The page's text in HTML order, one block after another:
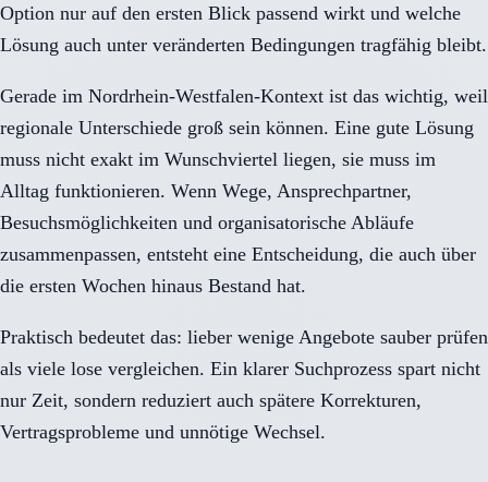
Option nur auf den ersten Blick passend wirkt und welche
Lösung auch unter veränderten Bedingungen tragfähig bleibt.
Gerade im Nordrhein-Westfalen-Kontext ist das wichtig, weil
regionale Unterschiede groß sein können. Eine gute Lösung
muss nicht exakt im Wunschviertel liegen, sie muss im
Alltag funktionieren. Wenn Wege, Ansprechpartner,
Besuchsmöglichkeiten und organisatorische Abläufe
zusammenpassen, entsteht eine Entscheidung, die auch über
die ersten Wochen hinaus Bestand hat.
Praktisch bedeutet das: lieber wenige Angebote sauber prüfen
als viele lose vergleichen. Ein klarer Suchprozess spart nicht
nur Zeit, sondern reduziert auch spätere Korrekturen,
Vertragsprobleme und unnötige Wechsel.